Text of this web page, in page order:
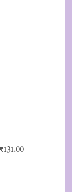
₹131.00